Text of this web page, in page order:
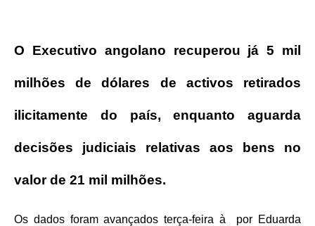
O Executivo angolano recuperou já 5 mil
milhões de dólares de activos retirados
ilicitamente do país, enquanto aguarda
decisões judiciais relativas aos bens no
valor de 21 mil milhões.
Os dados foram avançados terça-feira à por Eduarda